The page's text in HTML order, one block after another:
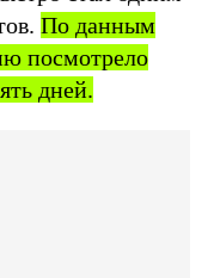
По данным
посмотрело
дней.